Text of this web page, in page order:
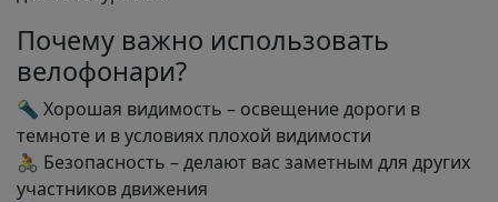
Почему важно использовать
велофонари?
🔦 Хорошая видимость – освещение дороги в
темноте и в условиях плохой видимости
🚴 Безопасность – делают вас заметным для других
участников движения